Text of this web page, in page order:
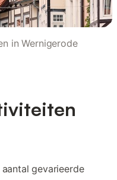
in Wernigerode
gevarieerde